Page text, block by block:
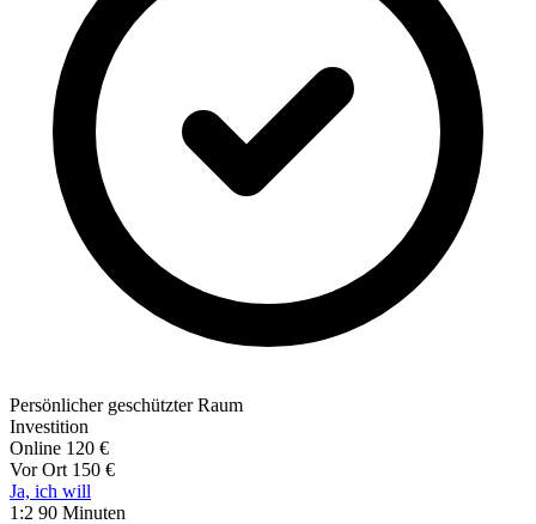
Persönlicher geschützter Raum
Investition
Online 120 €
Vor Ort 150 €
Ja, ich will
1:2 90 Minuten